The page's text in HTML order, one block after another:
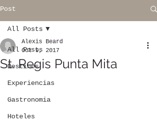
Post
All Posts
Destinos
Experiencias
Gastronomia
Hoteles
All Posts
St. Regis Punta Mita
Alexis Beard
Oct 9, 2017